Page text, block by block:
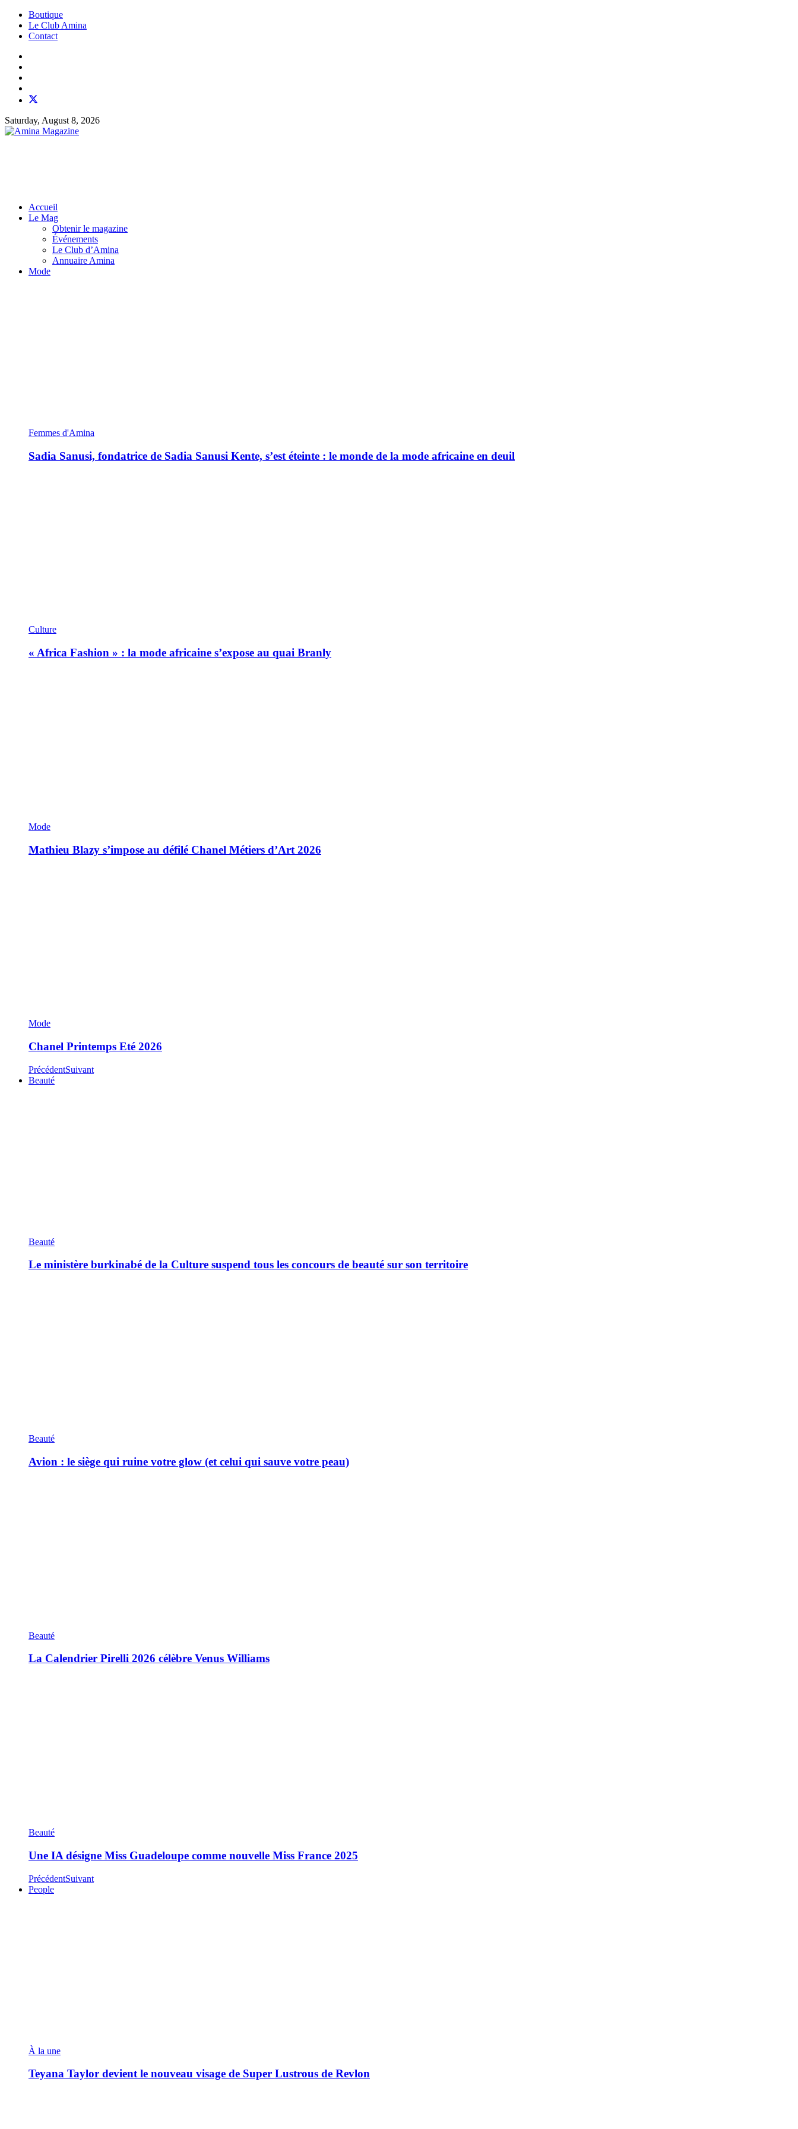
Boutique
Le Club Amina
Contact
Saturday, August 8, 2026
Accueil
Le Mag
Obtenir le magazine
Événements
Le Club d’Amina
Annuaire Amina
Mode
Femmes d'Amina
Sadia Sanusi, fondatrice de Sadia Sanusi Kente, s’est éteinte : le monde de la mode africaine en deuil
Culture
« Africa Fashion » : la mode africaine s’expose au quai Branly
Mode
Mathieu Blazy s’impose au défilé Chanel Métiers d’Art 2026
Mode
Chanel Printemps Eté 2026
PrécédentSuivant
Beauté
Beauté
Le ministère burkinabé de la Culture suspend tous les concours de beauté sur son territoire
Beauté
Avion : le siège qui ruine votre glow (et celui qui sauve votre peau)
Beauté
La Calendrier Pirelli 2026 célèbre Venus Williams
Beauté
Une IA désigne Miss Guadeloupe comme nouvelle Miss France 2025
PrécédentSuivant
People
À la une
Teyana Taylor devient le nouveau visage de Super Lustrous de Revlon